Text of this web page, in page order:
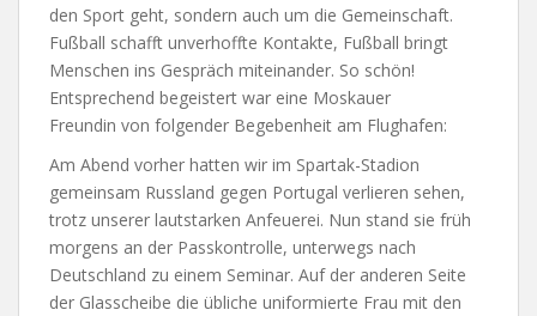
den Sport geht, sondern auch um die Gemeinschaft.
Fußball schafft unverhoffte Kontakte, Fußball bringt
Menschen ins Gespräch miteinander. So schön!
Entsprechend begeistert war eine Moskauer
Freundin von folgender Begebenheit am Flughafen:
Am Abend vorher hatten wir im Spartak-Stadion
gemeinsam Russland gegen Portugal verlieren sehen,
trotz unserer lautstarken Anfeuerei. Nun stand sie früh
morgens an der Passkontrolle, unterwegs nach
Deutschland zu einem Seminar. Auf der anderen Seite
der Glasscheibe die übliche uniformierte Frau mit den